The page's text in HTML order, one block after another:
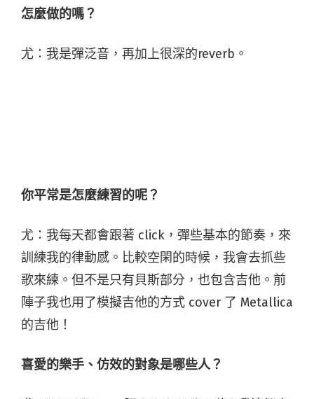
怎麼做的嗎？
尤：我是彈泛音，再加上很深的reverb。
你平常是怎麼練習的呢？
尤：我每天都會跟著 click，彈些基本的節奏，來
訓練我的律動感。比較空閑的時候，我會去抓些
歌來練。但不是只有貝斯部分，也包含吉他。前
陣子我也用了模擬吉他的方式 cover 了 Metallica
的吉他！
喜愛的樂手、仿效的對象是哪些人？